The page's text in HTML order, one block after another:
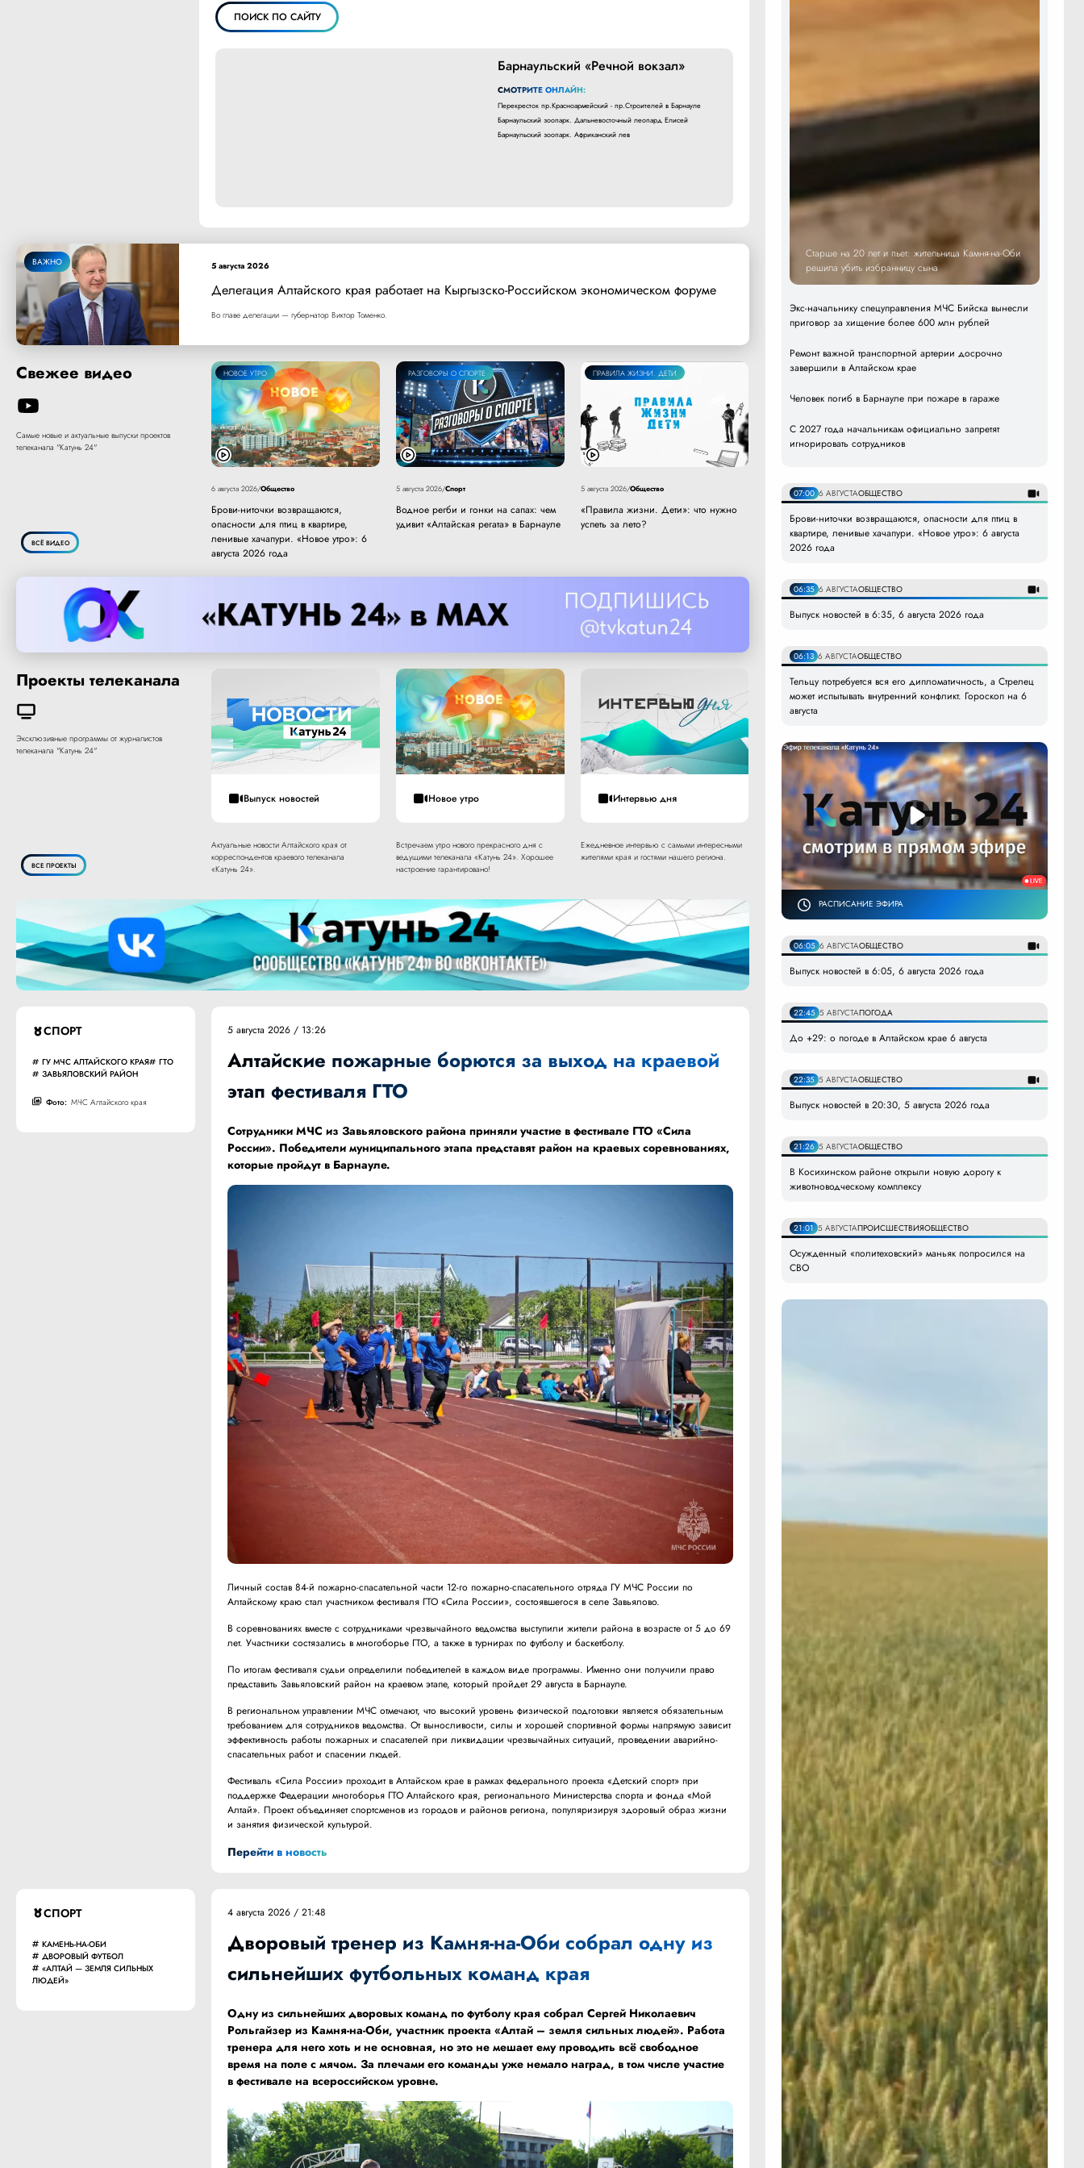
ПОИСК ПО САЙТУ
Барнаульский «Речной вокзал»
СМОТРИТЕ ОНЛАЙН:
Перекресток пр.Красноармейский - пр.Строителей в Барнауле
Барнаульский зоопарк. Дальневосточный леопард Елисей
Барнаульский зоопарк. Африканский лев
ВАЖНО 5 августа 2026
Делегация Алтайского края работает на Кыргызско-Российском экономическом форуме
Во главе делегации — губернатор Виктор Томенко.
Свежее видео
Самые новые и актуальные выпуски проектов
телеканала "Катунь 24"
ВСЁ ВИДЕО
НОВОЕ УТРО
6 августа 2026/Общество
Брови-ниточки возвращаются,
опасности для птиц в квартире,
ленивые хачапури. «Новое утро»: 6
августа 2026 года
РАЗГОВОРЫ О СПОРТЕ
5 августа 2026/Спорт
Водное регби и гонки на сапах: чем
удивит «Алтайская регата» в Барнауле
ПРАВИЛА ЖИЗНИ. ДЕТИ
5 августа 2026/Общество
«Правила жизни. Дети»: что нужно
успеть за лето?
Проекты телеканала
Эксклюзивные программы от журналистов
телеканала "Катунь 24"
ВСЕ ПРОЕКТЫ
Выпуск новостей
Актуальные новости Алтайского края от
корреспондентов краевого телеканала
«Катунь 24».
Новое утро
Встречаем утро нового прекрасного дня с
ведущими телеканала «Катунь 24». Хорошее
настроение гарантировано!
Интервью дня
Ежедневное интервью с самыми интересными
жителями края и гостями нашего региона.
СПОРТ
ГУ МЧС АЛТАЙСКОГО КРАЯ
ГТО
ЗАВЬЯЛОВСКИЙ РАЙОН
Фото: МЧС Алтайского края
5 августа 2026 / 13:26
Алтайские пожарные борются за выход на краевой
этап фестиваля ГТО
Сотрудники МЧС из Завьяловского района приняли участие в фестивале ГТО «Сила
России». Победители муниципального этапа представят район на краевых соревнованиях,
которые пройдут в Барнауле.
Личный состав 84-й пожарно-спасательной части 12-го пожарно-спасательного отряда ГУ МЧС России по
Алтайскому краю стал участником фестиваля ГТО «Сила России», состоявшегося в селе Завьялово.
В соревнованиях вместе с сотрудниками чрезвычайного ведомства выступили жители района в возрасте от 5 до 69
лет. Участники состязались в многоборье ГТО, а также в турнирах по футболу и баскетболу.
По итогам фестиваля судьи определили победителей в каждом виде программы. Именно они получили право
представить Завьяловский район на краевом этапе, который пройдет 29 августа в Барнауле.
В региональном управлении МЧС отмечают, что высокий уровень физической подготовки является обязательным
требованием для сотрудников ведомства. От выносливости, силы и хорошей спортивной формы напрямую зависит
эффективность работы пожарных и спасателей при ликвидации чрезвычайных ситуаций, проведении аварийно-
спасательных работ и спасении людей.
Фестиваль «Сила России» проходит в Алтайском крае в рамках федерального проекта «Детский спорт» при
поддержке Федерации многоборья ГТО Алтайского края, регионального Министерства спорта и фонда «Мой
Алтай». Проект объединяет спортсменов из городов и районов региона, популяризируя здоровый образ жизни
и занятия физической культурой.
Перейти в новость
СПОРТ
КАМЕНЬ-НА-ОБИ
ДВОРОВЫЙ ФУТБОЛ
«АЛТАЙ — ЗЕМЛЯ СИЛЬНЫХ
ЛЮДЕЙ»
4 августа 2026 / 21:48
Дворовый тренер из Камня-на-Оби собрал одну из
сильнейших футбольных команд края
Одну из сильнейших дворовых команд по футболу края собрал Сергей Николаевич
Рольгайзер из Камня-на-Оби, участник проекта «Алтай – земля сильных людей». Работа
тренера для него хоть и не основная, но это не мешает ему проводить всё свободное
время на поле с мячом. За плечами его команды уже немало наград, в том числе участие
в фестивале на всероссийском уровне.
Старше на 20 лет и пьет: жительница Камня-на-Оби
решила убить избранницу сына
Экс-начальнику спецуправления МЧС Бийска вынесли
приговор за хищение более 600 млн рублей
Ремонт важной транспортной артерии досрочно
завершили в Алтайском крае
Человек погиб в Барнауле при пожаре в гараже
С 2027 года начальникам официально запретят
игнорировать сотрудников
07:00 6 АВГУСТАОБЩЕСТВО
Брови-ниточки возвращаются, опасности для птиц в
квартире, ленивые хачапури. «Новое утро»: 6 августа
2026 года
06:35 6 АВГУСТАОБЩЕСТВО
Выпуск новостей в 6:35, 6 августа 2026 года
06:13 6 АВГУСТАОБЩЕСТВО
Тельцу потребуется вся его дипломатичность, а Стрелец
может испытывать внутренний конфликт. Гороскоп на 6
августа
РАСПИСАНИЕ ЭФИРА
06:05 6 АВГУСТАОБЩЕСТВО
Выпуск новостей в 6:05, 6 августа 2026 года
22:45 5 АВГУСТАПОГОДА
До +29: о погоде в Алтайском крае 6 августа
22:35 5 АВГУСТАОБЩЕСТВО
Выпуск новостей в 20:30, 5 августа 2026 года
21:26 5 АВГУСТАОБЩЕСТВО
В Косихинском районе открыли новую дорогу к
животноводческому комплексу
21:01 5 АВГУСТАПРОИСШЕСТВИЯОБЩЕСТВО
Осужденный «политеховский» маньяк попросился на
СВО